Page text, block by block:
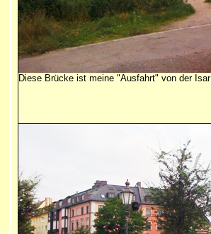
Diese Brücke ist meine "Ausfahrt" von der Isar